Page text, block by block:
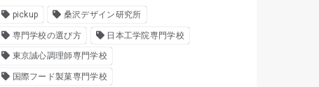
pickup 桑沢デザイン研究所
専門学校の選び方 日本工学院専門学校
東京誠心調理師専門学校
国際フード製菓専門学校